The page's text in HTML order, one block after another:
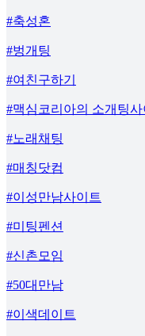
#축성혼
#벙개팅
#여친구하기
#맥심코리아의 소개팅
#노래채팅
#매칭닷컴
#이성만남사이트
#미팅펜션
#신촌모임
#50대만남
#이색데이트